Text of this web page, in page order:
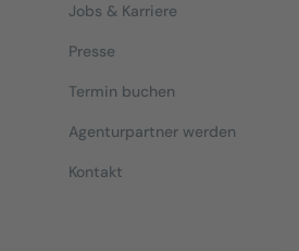
Jobs & Karriere
Presse
Termin buchen
Agenturpartner werden
Kontakt